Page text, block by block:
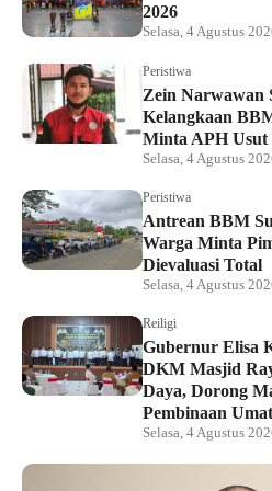
2026
Selasa, 4 Agustus
Peristiwa
Zein Narwawan
Kelangkaan
Minta APH Usut
Selasa, 4 Agustus
Peristiwa
Antrean BBM
Warga Minta
Dievaluasi Total
Selasa, 4 Agustus
Reiligi
Gubernur Elisa
DKM Masjid
Daya, Dorong
Pembinaan
Selasa, 4 Agustus